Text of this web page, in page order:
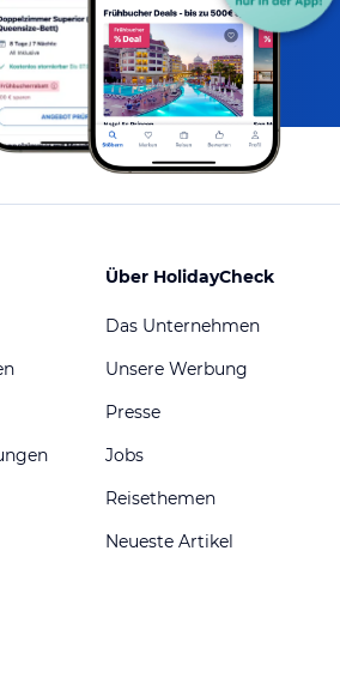
Über HolidayCheck
Das Unternehmen
Unsere Werbung
Presse
Jobs
Reisethemen
Neueste Artikel